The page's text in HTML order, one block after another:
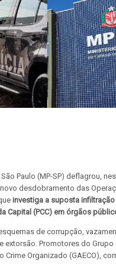
Paulo (MP-SP) deflagrou,
desdobramento das
investiga a suposta
Capital (PCC) em órgãos
de corrupção,
extorsão. Promotores do Grupo
Crime Organizado (GAECO),